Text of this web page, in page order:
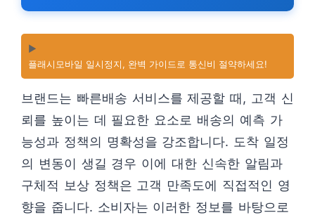
▶️
플래시모바일 일시정지, 완벽 가이드로 통신비 절약하세요!
브랜드는 빠른배송 서비스를 제공할 때, 고객 신
뢰를 높이는 데 필요한 요소로 배송의 예측 가
능성과 정책의 명확성을 강조합니다. 도착 일정
의 변동이 생길 경우 이에 대한 신속한 알림과
구체적 보상 정책은 고객 만족도에 직접적인 영
향을 줍니다. 소비자는 이러한 정보를 바탕으로